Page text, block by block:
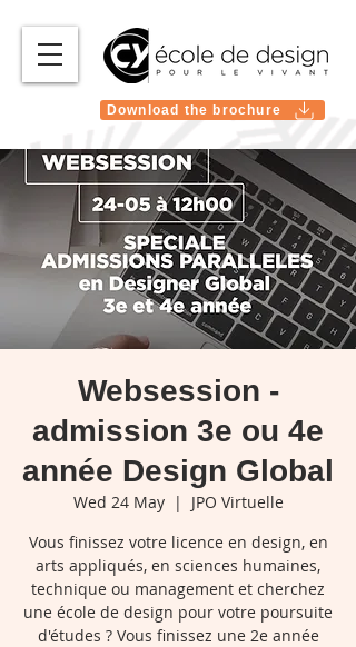
Download the brochure
Websession -
admission 3e ou 4e
année Design Global
Wed 24 May
  |
JPO Virtuelle
Vous finissez votre licence en design, en
arts appliqués, en sciences humaines,
technique ou management et cherchez
une école de design pour votre poursuite
d'études ? Vous finissez une 2e année